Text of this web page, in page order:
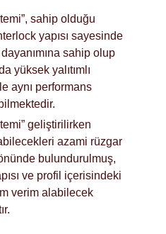
sahip olduğu
yapısı sayesinde
sahip olup
yüksek yalıtımlı
aynı performans
geliştirilirken
azami rüzgar
bulundurulmuş,
ve profil içerisindeki
verim alabilecek